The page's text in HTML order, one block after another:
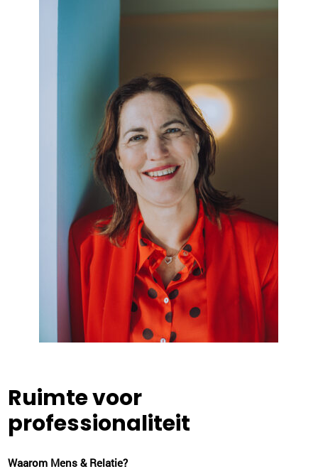
Ruimte voor
professionaliteit
Waarom Mens & Relatie?